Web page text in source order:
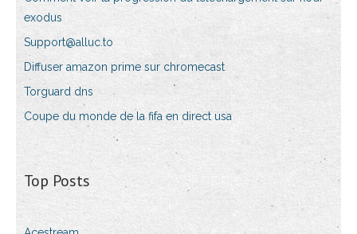
exodus
Support@alluc.to
Diffuser amazon prime sur chromecast
Torguard dns
Coupe du monde de la fifa en direct usa
Top Posts